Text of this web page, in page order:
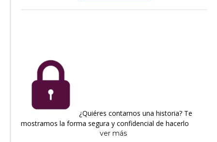
¿Quiéres contarnos una historia? Te
mostramos la forma segura y confidencial de hacerlo
ver más